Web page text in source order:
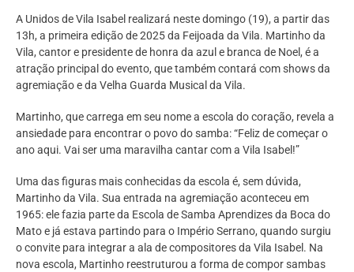
A Unidos de Vila Isabel realizará neste domingo (19), a partir das
13h, a primeira edição de 2025 da Feijoada da Vila. Martinho da
Vila, cantor e presidente de honra da azul e branca de Noel, é a
atração principal do evento, que também contará com shows da
agremiação e da Velha Guarda Musical da Vila.
Martinho, que carrega em seu nome a escola do coração, revela a
ansiedade para encontrar o povo do samba: “Feliz de começar o
ano aqui. Vai ser uma maravilha cantar com a Vila Isabel!”
Uma das figuras mais conhecidas da escola é, sem dúvida,
Martinho da Vila. Sua entrada na agremiação aconteceu em
1965: ele fazia parte da Escola de Samba Aprendizes da Boca do
Mato e já estava partindo para o Império Serrano, quando surgiu
o convite para integrar a ala de compositores da Vila Isabel. Na
nova escola, Martinho reestruturou a forma de compor sambas